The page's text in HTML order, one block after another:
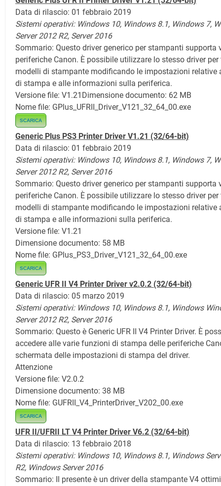
Data di rilascio: 01 febbraio 2019
Sistemi operativi: Windows 10, Windows 8.1, Windows 7,
Server 2012 R2, Server 2016
Sommario: Questo driver generico per stampanti supporta
periferiche Canon. È possibile utilizzare lo stesso driver
modelli di stampante modificando le impostazioni relative
di stampa e alle informazioni sulla periferica.
Versione file: V1.21 Dimensione documento: 62 MB
Nome file: GPlus_UFRII_Driver_V121_32_64_00.exe
SCARICA
Generic Plus PS3 Printer Driver V1.21 (32/64-bit)
Data di rilascio: 01 febbraio 2019
Sistemi operativi: Windows 10, Windows 8.1, Windows 7,
Server 2012 R2, Server 2016
Sommario: Questo driver generico per stampanti supporta
periferiche Canon. È possibile utilizzare lo stesso driver
modelli di stampante modificando le impostazioni relative
di stampa e alle informazioni sulla periferica.
Versione file: V1.21
Dimensione documento: 58 MB
Nome file: GPlus_PS3_Driver_V121_32_64_00.exe
SCARICA
Generic UFR II V4 Printer Driver v2.0.2 (32/64-bit)
Data di rilascio: 05 marzo 2019
Sistemi operativi: Windows 10, Windows 8.1, Windows
Server 2012 R2, Server 2016
Sommario: Questo è Generic UFR II V4 Printer Driver. È
accedere alle varie funzioni di stampa delle periferiche
schermata delle impostazioni di stampa del driver.
Attenzione
Versione file: V2.0.2
Dimensione documento: 38 MB
Nome file: GUFRII_V4_PrinterDriver_V202_00.exe
SCARICA
UFR II/UFRII LT V4 Printer Driver V6.2 (32/64-bit)
Data di rilascio: 13 febbraio 2018
Sistemi operativi: Windows 10, Windows 8.1, Windows
R2, Windows Server 2016
Sommario: Il presente è un driver della stampante V4